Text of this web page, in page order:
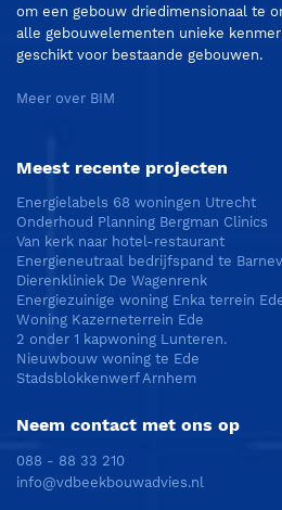
om een gebouw driedimensionaal te
alle gebouwelementen unieke
geschikt voor bestaande gebouwen.
Meer over BIM
Meest recente projecten
Energielabels 68 woningen Utrecht
Onderhoud Planning Bergman Clinics
Van kerk naar hotel-restaurant
Energieneutraal bedrijfspand te
Dierenkliniek De Wagenrenk
Energiezuinige woning Enka terrein
Woning Kazerneterrein Ede
2 onder 1 kapwoning Lunteren.
Nieuwbouw woning te Ede
Stadsblokkenwerf Arnhem
Neem contact met ons op
088 - 88 33 210
info@vdbeekbouwadvies.nl